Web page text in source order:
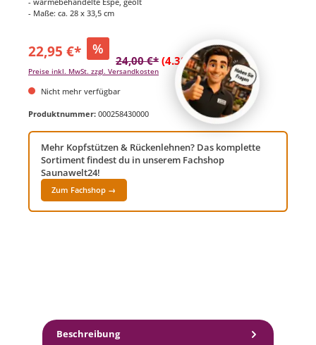
- Maße: ca. 28 x 33,5 cm
22,95 €* %
24,00 €* (4.38% gespart)
Preise inkl. MwSt. zzgl. Versandkosten
Nicht mehr verfügbar
Produktnummer: 000258430000
Mehr Kopfstützen & Rückenlehnen? Das komplette
Sortiment findest du in unserem Fachshop
Saunawelt24!
Zum Fachshop →
Beschreibung